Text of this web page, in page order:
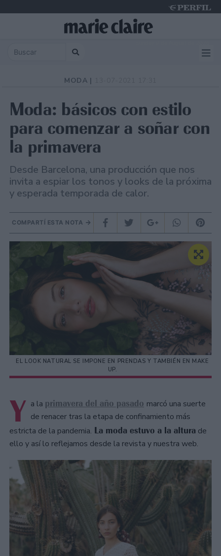
MODA |
Moda: básicos con estilo
para comenzar a soñar con
la primavera
Desde Barcelona, una producción que nos
invita a espiar los tonos y looks de la próxima
y esperada temporada de calor.
COMPARTÍ ESTA NOTA
EL LOOK NATURAL SE IMPONE EN PRENDAS Y TAMBIÉN EN MAKE
UP.
Y a la primavera del año pasado marcó una suerte
de renacer tras la etapa de confinamiento más
estricta de la pandemia. La moda estuvo a la altura de
ello y así lo reflejamos desde la revista y nuestra web.